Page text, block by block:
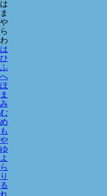
は
ま
や
ら
わ
は
ひ
ふ
へ
ほ
ま
み
む
め
も
や
ゆ
よ
ら
り
る
れ